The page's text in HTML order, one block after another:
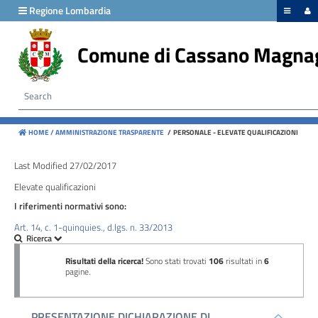
Regione Lombardia
Comune di Cassano
HOME /AMMINISTRAZIONE TRASPARENTE / PERSONALE - ELEVATE QUALIFICAZIONI
Last Modified 27/02/2017
Elevate qualificazioni
I riferimenti normativi sono:
Art. 14, c. 1-quinquies., d.lgs. n. 33/2013
menu
Disposizioni
generali
Organizzazione
collaboratori
Personale
concorso